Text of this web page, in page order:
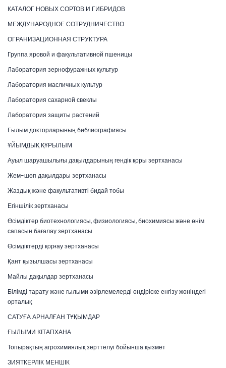
КАТАЛОГ НОВЫХ СОРТОВ И ГИБРИДОВ
МЕЖДУНАРОДНОЕ СОТРУДНИЧЕСТВО
ОГРАНИЗАЦИОННАЯ СТРУКТУРА
Группа яровой и факультативной пшеницы
Лаборатория зернофуражных культур
Лаборатория масличных культур
Лаборатория сахарной свеклы
Лаборатория защиты растений
Ғылым докторларының библиографиясы
ҰЙЫМДЫҚ ҚҰРЫЛЫМ
Ауыл шаруашылығы дақылдарының гендік қоры зертханасы
Жем-шөп дақылдары зертханасы
Жаздық және факультативті бидай тобы
Егіншілік зертханасы
Өсімдіктер биотехнологиясы, физиологиясы, биохимиясы және өнім
сапасын бағалау зертханасы
Өсімдіктерді қорғау зертханасы
Қант қызылшасы зертханасы
Майлы дақылдар зертханасы
Білімді тарату және ғылыми әзірлемелерді өндіріске енгізу жөніндегі
орталық
САТУҒА АРНАЛҒАН ТҰҚЫМДАР
ҒЫЛЫМИ КІТАПХАНА
Топырақтың агрохимиялық зерттелуі бойынша қызмет
ЗИЯТКЕРЛІК МЕНШІК